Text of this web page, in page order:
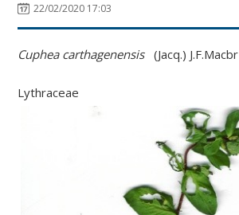
22/02/2020 17:03
Cuphea carthagenensis(Jacq.) J.F.Macbr
Lythraceae